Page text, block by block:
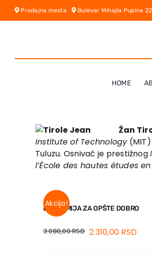
Skip
Prodajna mesta Bulevar Mihajla Pupina
HOME
Žan
Institute of Technology(MIT)
Tuluzu. Osnivač je prestižnog
l’École des hautes études
Akcija!
EKONOMIJA ZA OPŠTE DOBRO
3.080,00RSD 2.310,00 RSD